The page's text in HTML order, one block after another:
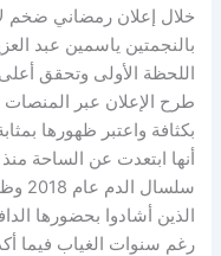
خلال إعلان رمضاني ضخم
بالنجمتين ياسمين عبد
اللحظة الأولى وتحقق
طرح الإعلان عبر
بكثافة واعتبر ظهورها
أنها ابتعدت عن الساحة
الذين أشادوا بحضورها
رغم سنوات الغياب فيما